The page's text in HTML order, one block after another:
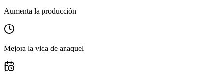
Aumenta la producción
Mejora la vida de anaquel